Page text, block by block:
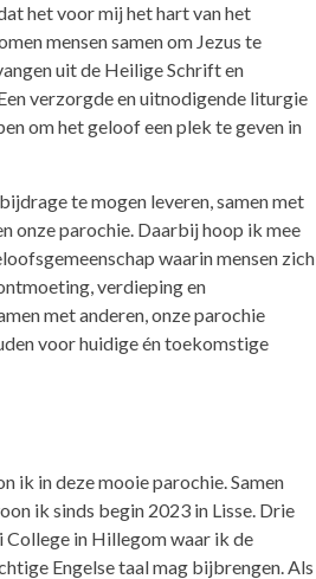
het voor mij het hart van het
mensen samen om Jezus te
uit de Heilige Schrift en
verzorgde en uitnodigende liturgie
om het geloof een plek te geven in
te mogen leveren, samen met
onze parochie. Daarbij hoop ik mee
waarin mensen zich
verdieping en
met anderen, onze parochie
voor huidige én toekomstige
ik in deze mooie parochie. Samen
ik sinds begin 2023 in Lisse. Drie
in Hillegom waar ik de
Engelse taal mag bijbrengen. Als